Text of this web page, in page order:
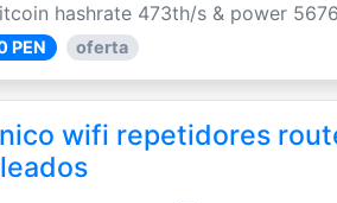
hashrate 473th/s & power
PEN oferta
wifi repetidores